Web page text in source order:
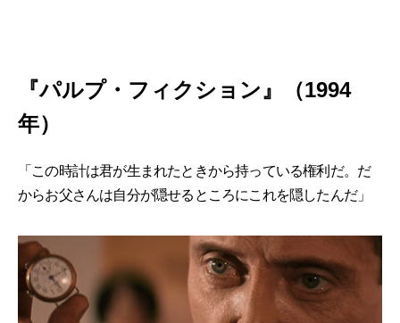
『パルプ・フィクション』（1994
年）
「この時計は君が生まれたときから持っている権利だ。だ
からお父さんは自分が隠せるところにこれを隠したんだ」